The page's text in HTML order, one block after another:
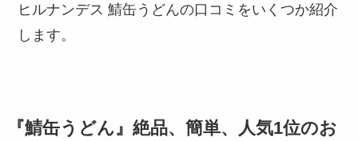
ヒルナンデス 鯖缶うどんの口コミをいくつか紹介
します。
『鯖缶うどん』絶品、簡単、人気1位のお